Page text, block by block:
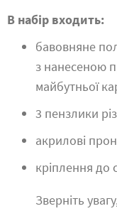
В набір входить:
бавовняне
з нанесеною
майбутньої
3 пензлики
акрилові
кріплення до
Зверніть